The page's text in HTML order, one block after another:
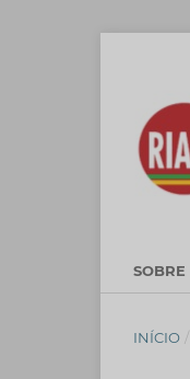
SOBRE
INÍCIO /